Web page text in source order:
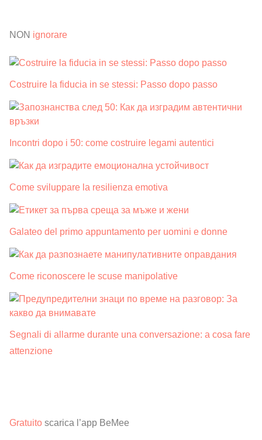
NON ignorare
Costruire la fiducia in se stessi: Passo dopo passo
Incontri dopo i 50: come costruire legami autentici
Come sviluppare la resilienza emotiva
Galateo del primo appuntamento per uomini e donne
Come riconoscere le scuse manipolative
Segnali di allarme durante una conversazione: a cosa fare
attenzione
Gratuito scarica l’app BeMee